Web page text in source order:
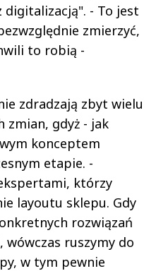
digitalizacją". - To jest
zmierzyć,
to robią -
zdradzają zbyt wielu
zmian, gdyż - jak
konceptem
etapie. -
którzy
layoutu sklepu. Gdy
rozwiązań
wówczas ruszymy do
w tym pewnie